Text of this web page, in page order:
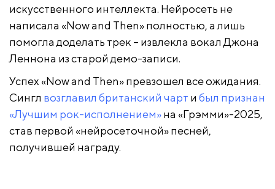
искусственного интеллекта. Нейросеть не
написала «Now and Then» полностью, а лишь
помогла доделать трек – извлекла вокал Джона
Леннона из старой демо-записи.
Успех «Now and Then» превзошел все ожидания.
Сингл возглавил британский чарт и был признан
«Лучшим рок-исполнением»на «Грэмми»-2025,
став первой «нейросеточной» песней,
получившей награду.